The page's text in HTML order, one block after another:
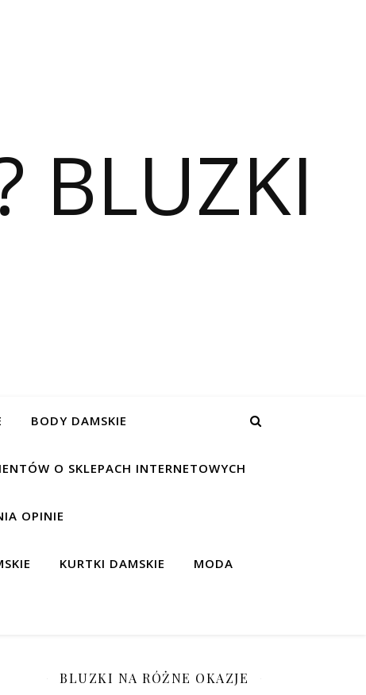
BLUZKI
BODY DAMSKIE
O SKLEPACH INTERNETOWYCH
OPINIE
KURTKI DAMSKIE MODA
BLUZKI NA RÓŻNE OKAZJE